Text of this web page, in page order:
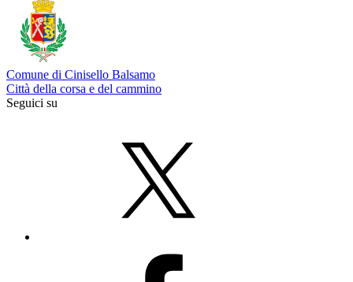
Comune di Cinisello Balsamo
Città della corsa e del cammino
Seguici su